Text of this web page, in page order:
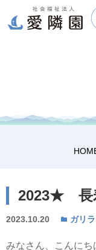
2023★ 長
2023.10.20 ガリ
みなさん、こん